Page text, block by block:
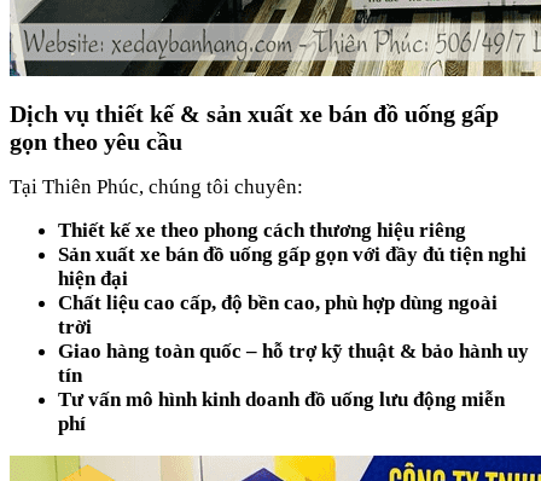
Dịch vụ thiết kế & sản xuất xe bán đồ uống gấp
gọn theo yêu cầu
Tại Thiên Phúc, chúng tôi chuyên:
Thiết kế xe theo phong cách thương hiệu riêng
Sản xuất xe bán đồ uống gấp gọn với đầy đủ tiện nghi
hiện đại
Chất liệu cao cấp, độ bền cao, phù hợp dùng ngoài
trời
Giao hàng toàn quốc – hỗ trợ kỹ thuật & bảo hành uy
tín
Tư vấn mô hình kinh doanh đồ uống lưu động miễn
phí